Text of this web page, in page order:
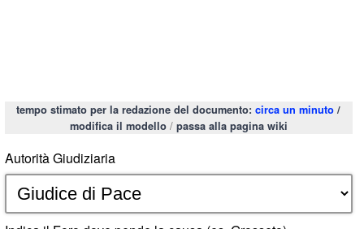
tempo stimato per la redazione del documento:circa un minuto /
modifica il modello/ passa alla pagina wiki
Autorità Giudiziaria